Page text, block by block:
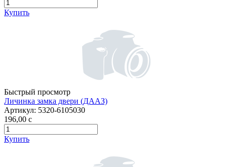
Купить
Быстрый просмотр
Личинка замка двери (ДААЗ)
Артикул: 5320-6105030
196,00 c
Купить